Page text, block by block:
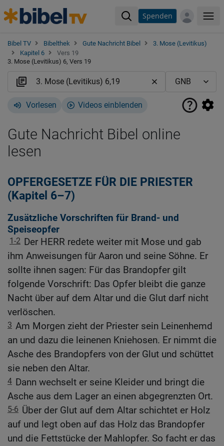
Spenden
Bibel TV Bibelthek Gute Nachricht Bibel
3. Mose (Levitikus)
Kapitel 6
Vers 19
3. Mose (Levitikus) 6, Vers 19
Vorlesen Videos einblenden
Gute Nachricht Bibel online
lesen
OPFERGESETZE FÜR DIE PRIESTER
(Kapitel 6–7)
Zusätzliche Vorschriften für Brand- und
Speiseopfer
1-2 Der HERR redete weiter mit Mose und gab
ihm Anweisungen für Aaron und seine Söhne. Er
sollte ihnen sagen: Für das Brandopfer gilt
folgende Vorschrift: Das Opfer bleibt die ganze
Nacht über auf dem Altar und die Glut darf nicht
verlöschen.
3 Am Morgen zieht der Priester sein Leinenhemd
an und dazu die leinenen Kniehosen. Er nimmt die
Asche des Brandopfers von der Glut und schüttet
sie neben den Altar.
4 Dann wechselt er seine Kleider und bringt die
Asche aus dem Lager an einen abgegrenzten Ort.
5-6 Über der Glut auf dem Altar schichtet er Holz
auf und legt oben auf das Holz das Brandopfer
und die Fettstücke der Mahlopfer. So facht er das